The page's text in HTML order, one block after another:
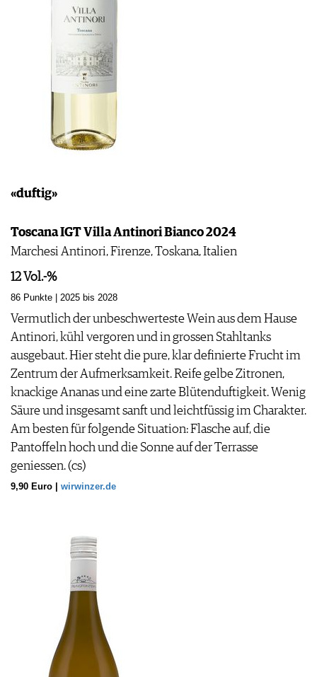
«duftig»
Toscana IGT Villa Antinori Bianco 2024
Marchesi Antinori, Firenze, Toskana, Italien
12 Vol.-%
86 Punkte | 2025 bis 2028
Vermutlich der unbeschwerteste Wein aus dem Hause
Antinori, kühl vergoren und in grossen Stahltanks
ausgebaut. Hier steht die pure, klar definierte Frucht im
Zentrum der Aufmerksamkeit. Reife gelbe Zitronen,
knackige Ananas und eine zarte Blütenduftigkeit. Wenig
Säure und insgesamt sanft und leichtfüssig im Charakter.
Am besten für folgende Situation: Flasche auf, die
Pantoffeln hoch und die Sonne auf der Terrasse
geniessen. (cs)
9,90 Euro | wirwinzer.de